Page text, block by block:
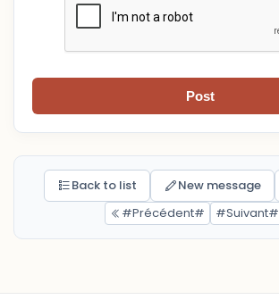
Post
Back to list New message
#Précédent#
#Suivant#